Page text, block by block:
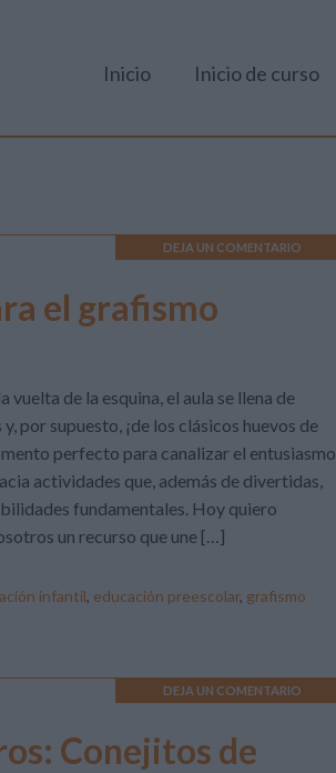
Inicio Inicio de curso
DEJA UN COMENTARIO
el grafismo
vuelta de la esquina, el aula se llena de
por supuesto, ¡de los clásicos huevos de
perfecto para canalizar el entusiasmo
actividades que, además de divertidas,
fundamentales. Hoy quiero
un recurso que une […]
infantil, educación preescolar, grafismo
DEJA UN COMENTARIO
Conejitos de